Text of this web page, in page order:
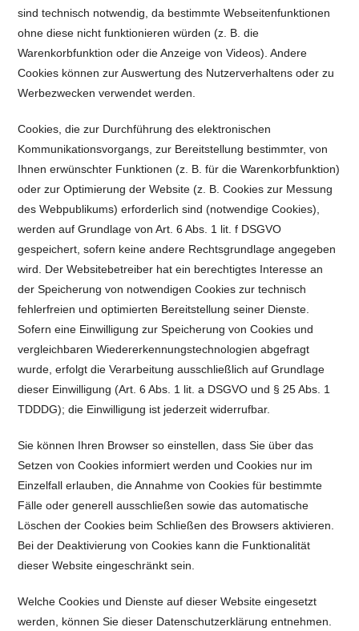
sind technisch notwendig, da bestimmte Webseitenfunktionen
ohne diese nicht funktionieren würden (z. B. die
Warenkorbfunktion oder die Anzeige von Videos). Andere
Cookies können zur Auswertung des Nutzerverhaltens oder zu
Werbezwecken verwendet werden.
Cookies, die zur Durchführung des elektronischen
Kommunikationsvorgangs, zur Bereitstellung bestimmter, von
Ihnen erwünschter Funktionen (z. B. für die Warenkorbfunktion)
oder zur Optimierung der Website (z. B. Cookies zur Messung
des Webpublikums) erforderlich sind (notwendige Cookies),
werden auf Grundlage von Art. 6 Abs. 1 lit. f DSGVO
gespeichert, sofern keine andere Rechtsgrundlage angegeben
wird. Der Websitebetreiber hat ein berechtigtes Interesse an
der Speicherung von notwendigen Cookies zur technisch
fehlerfreien und optimierten Bereitstellung seiner Dienste.
Sofern eine Einwilligung zur Speicherung von Cookies und
vergleichbaren Wiedererkennungstechnologien abgefragt
wurde, erfolgt die Verarbeitung ausschließlich auf Grundlage
dieser Einwilligung (Art. 6 Abs. 1 lit. a DSGVO und § 25 Abs. 1
TDDDG); die Einwilligung ist jederzeit widerrufbar.
Sie können Ihren Browser so einstellen, dass Sie über das
Setzen von Cookies informiert werden und Cookies nur im
Einzelfall erlauben, die Annahme von Cookies für bestimmte
Fälle oder generell ausschließen sowie das automatische
Löschen der Cookies beim Schließen des Browsers aktivieren.
Bei der Deaktivierung von Cookies kann die Funktionalität
dieser Website eingeschränkt sein.
Welche Cookies und Dienste auf dieser Website eingesetzt
werden, können Sie dieser Datenschutzerklärung entnehmen.